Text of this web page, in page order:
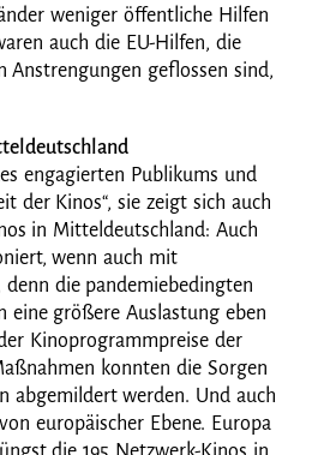
weniger öffentliche Hilfen
auch die EU-Hilfen, die
Anstrengungen geflossen sind,
engagierten Publikums und
der Kinos“, sie zeigt sich auch
in Mitteldeutschland: Auch
wenn auch mit
die pandemiebedingten
eine größere Auslastung eben
Kinoprogrammpreise der
konnten die Sorgen
abgemildert werden. Und auch
europäischer Ebene. Europa